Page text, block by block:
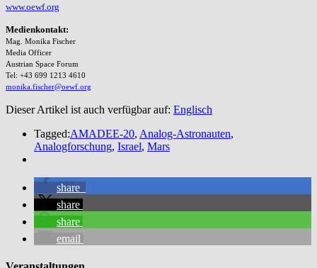
www.oewf.org
Medienkontakt:
Mag. Monika Fischer
Media Officer
Austrian Space Forum
Tel: +43 699 1213 4610
monika.fischer@oewf.org
Dieser Artikel ist auch verfügbar auf: Englisch
Tagged:AMADEE-20, Analog-Astronauten,
Analogforschung, Israel, Mars
share
share
share
email